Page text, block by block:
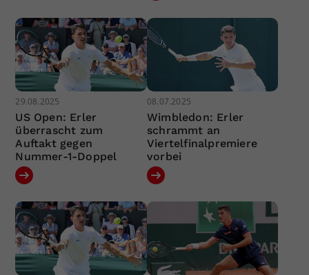
29.08.2025
US Open: Erler
überrascht zum
Auftakt gegen
Nummer-1-Doppel
08.07.2025
Wimbledon: Erler
schrammt an
Viertelfinalpremiere
vorbei